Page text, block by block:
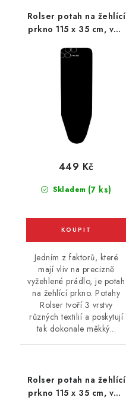
Rolser potah na žehlící
prkno 115 x 35 cm, vel.
černý
Skladem (7 ks)
449 Kč
Jedním z faktorů, které
mají vliv na precizně
vyžehlené prádlo, je potah
na žehlící prkno. Potahy
Rolser tvoří 3 vrstvy
různých textilií a poskytují
tak dokonale měkký...
Rolser potah na žehlící
prkno 115 x 35 cm, vel.